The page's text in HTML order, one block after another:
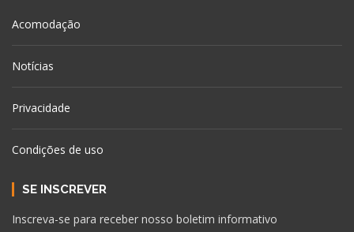
Acomodação
Notícias
Privacidade
Condições de uso
SE INSCREVER
Inscreva-se para receber nosso boletim informativo